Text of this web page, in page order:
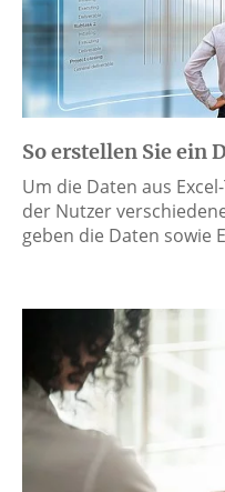
So erstellen Sie ein
Um die Daten aus
der Nutzer
geben die Daten sowie